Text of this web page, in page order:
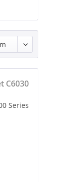
C6030
Series